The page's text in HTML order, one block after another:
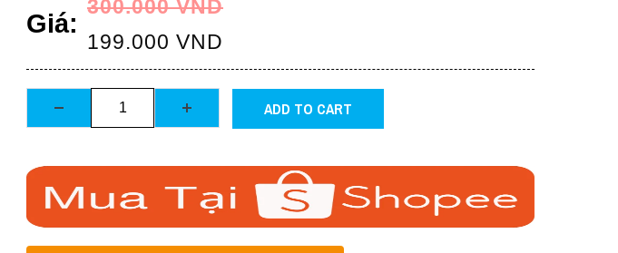
Giá:
300.000VND
199.000 VND
ADD TO CART